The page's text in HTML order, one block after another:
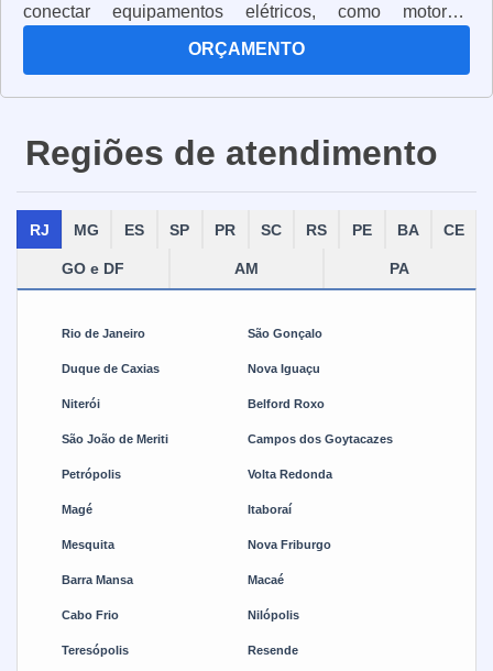
conectar equipamentos elétricos, como motores,
transformadores, geradores e outros dispositivos. Os
resistentes e de alta qualidade, para garantir a
Além disso, eles são projetados para suportar altas
temperaturas e vibrações, para que possam ser usados
são projetados para serem flexíveis, para que possam
ser instalados em locais de difícil acesso. Eles são a
solução ideal para a transmissão de energia elétrica em
eficiência e durabilidade.
ORÇAMENTO
Regiões de atendimento
RJ MG ES SP PR SC RS PE BA CE
GO e DF AM PA
Rio de Janeiro São Gonçalo
Duque de Caxias Nova Iguaçu
Niterói Belford Roxo
São João de Meriti Campos dos Goytacazes
Petrópolis Volta Redonda
Magé Itaboraí
Mesquita Nova Friburgo
Barra Mansa Macaé
Cabo Frio Nilópolis
Teresópolis Resende